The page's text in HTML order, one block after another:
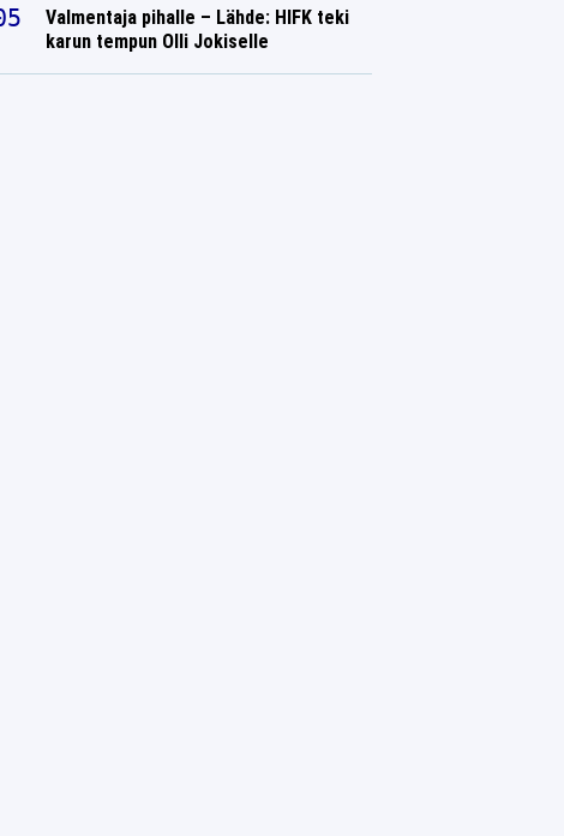
Valmentaja pihalle – Lähde: HIFK teki
karun tempun Olli Jokiselle